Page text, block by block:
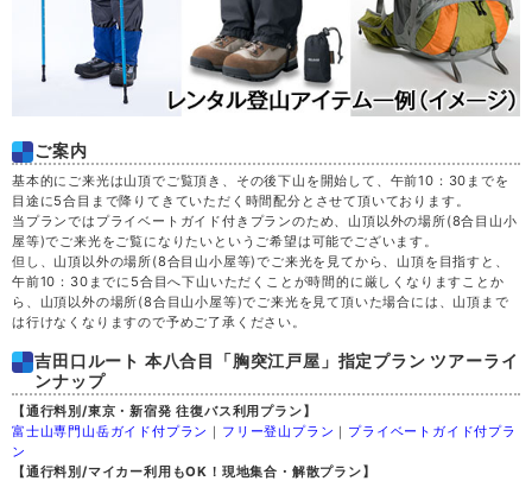
ご案内
基本的にご来光は山頂でご覧頂き、その後下山を開始して、午前10：30までを
目途に5合目まで降りてきていただく時間配分とさせて頂いております。
当プランではプライベートガイド付きプランのため、山頂以外の場所(8合目山小
屋等)でご来光をご覧になりたいというご希望は可能でございます。
但し、山頂以外の場所(8合目山小屋等)でご来光を見てから、山頂を目指すと、
午前10：30までに5合目へ下山いただくことが時間的に厳しくなりますことか
ら、山頂以外の場所(8合目山小屋等)でご来光を見て頂いた場合には、山頂まで
は行けなくなりますので予めご了承ください。
吉田口ルート 本八合目「胸突江戸屋」指定プラン ツアーライ
ンナップ
【通行料別/東京・新宿発 往復バス利用プラン】
富士山専門山岳ガイド付プラン ｜ フリー登山プラン ｜ プライベートガイド付プラ
ン
【通行料別/マイカー利用もOK！現地集合・解散プラン】